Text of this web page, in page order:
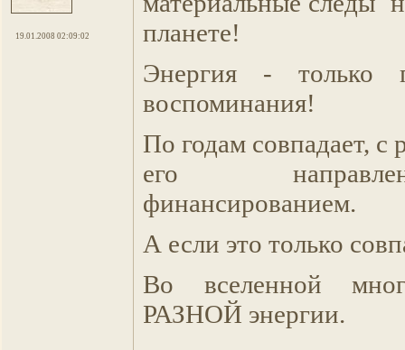
19.01.2008 02:09:02
планете!
Энергия - только
воспоминания!
По годам совпадает, с
его
финансированием.
А если это только
Во вселенной
РАЗНОЙ энергии.